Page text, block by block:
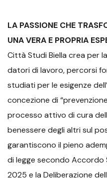
LA PASSIONE CHE
UNA VERA E PROPRIA
Città Studi Biella crea per
datori di lavoro, percorsi
studiati per le esigenze
concezione di
processo attivo di cura
benessere degli altri sul
garantiscono il pieno
di legge secondo Accordo
2025 e la Deliberazione